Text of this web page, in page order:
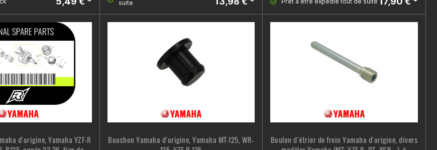
suite
d'origine, Yamaha YZF-R
Bouchon Yamaha d'origine, Yamaha MT-125, WR-
Boulon d'étrier de frein Yamaha d'origine, divers